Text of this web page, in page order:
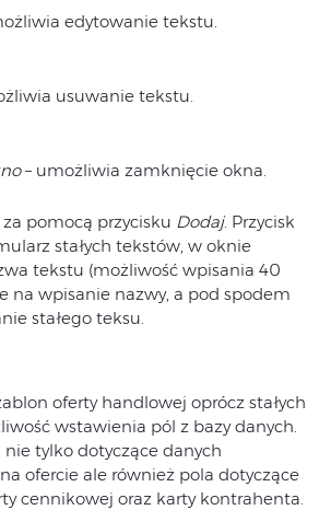
edytowanie tekstu.
usuwanie tekstu.
– umożliwia zamknięcie okna.
pomocą przycisku Dodaj. Przycisk
stałych tekstów, w oknie
tekstu (możliwość wpisania 40
na wpisanie nazwy, a pod spodem
stałego teksu.
oferty handlowej oprócz stałych
wstawienia pól z bazy danych.
tylko dotyczące danych
ofercie ale również pola dotyczące
cennikowej oraz karty kontrahenta.